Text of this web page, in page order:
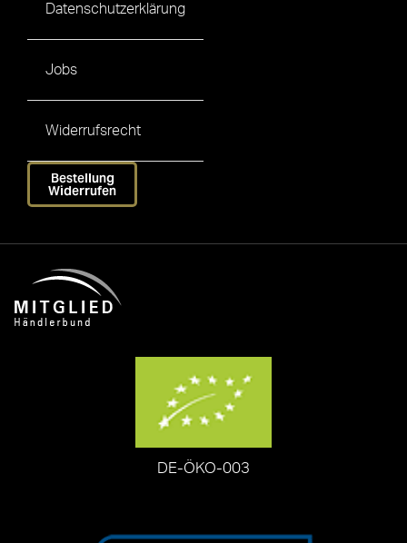
Datenschutzerklärung
Jobs
Widerrufsrecht
Bestellung
Widerrufen
DE-ÖKO-003